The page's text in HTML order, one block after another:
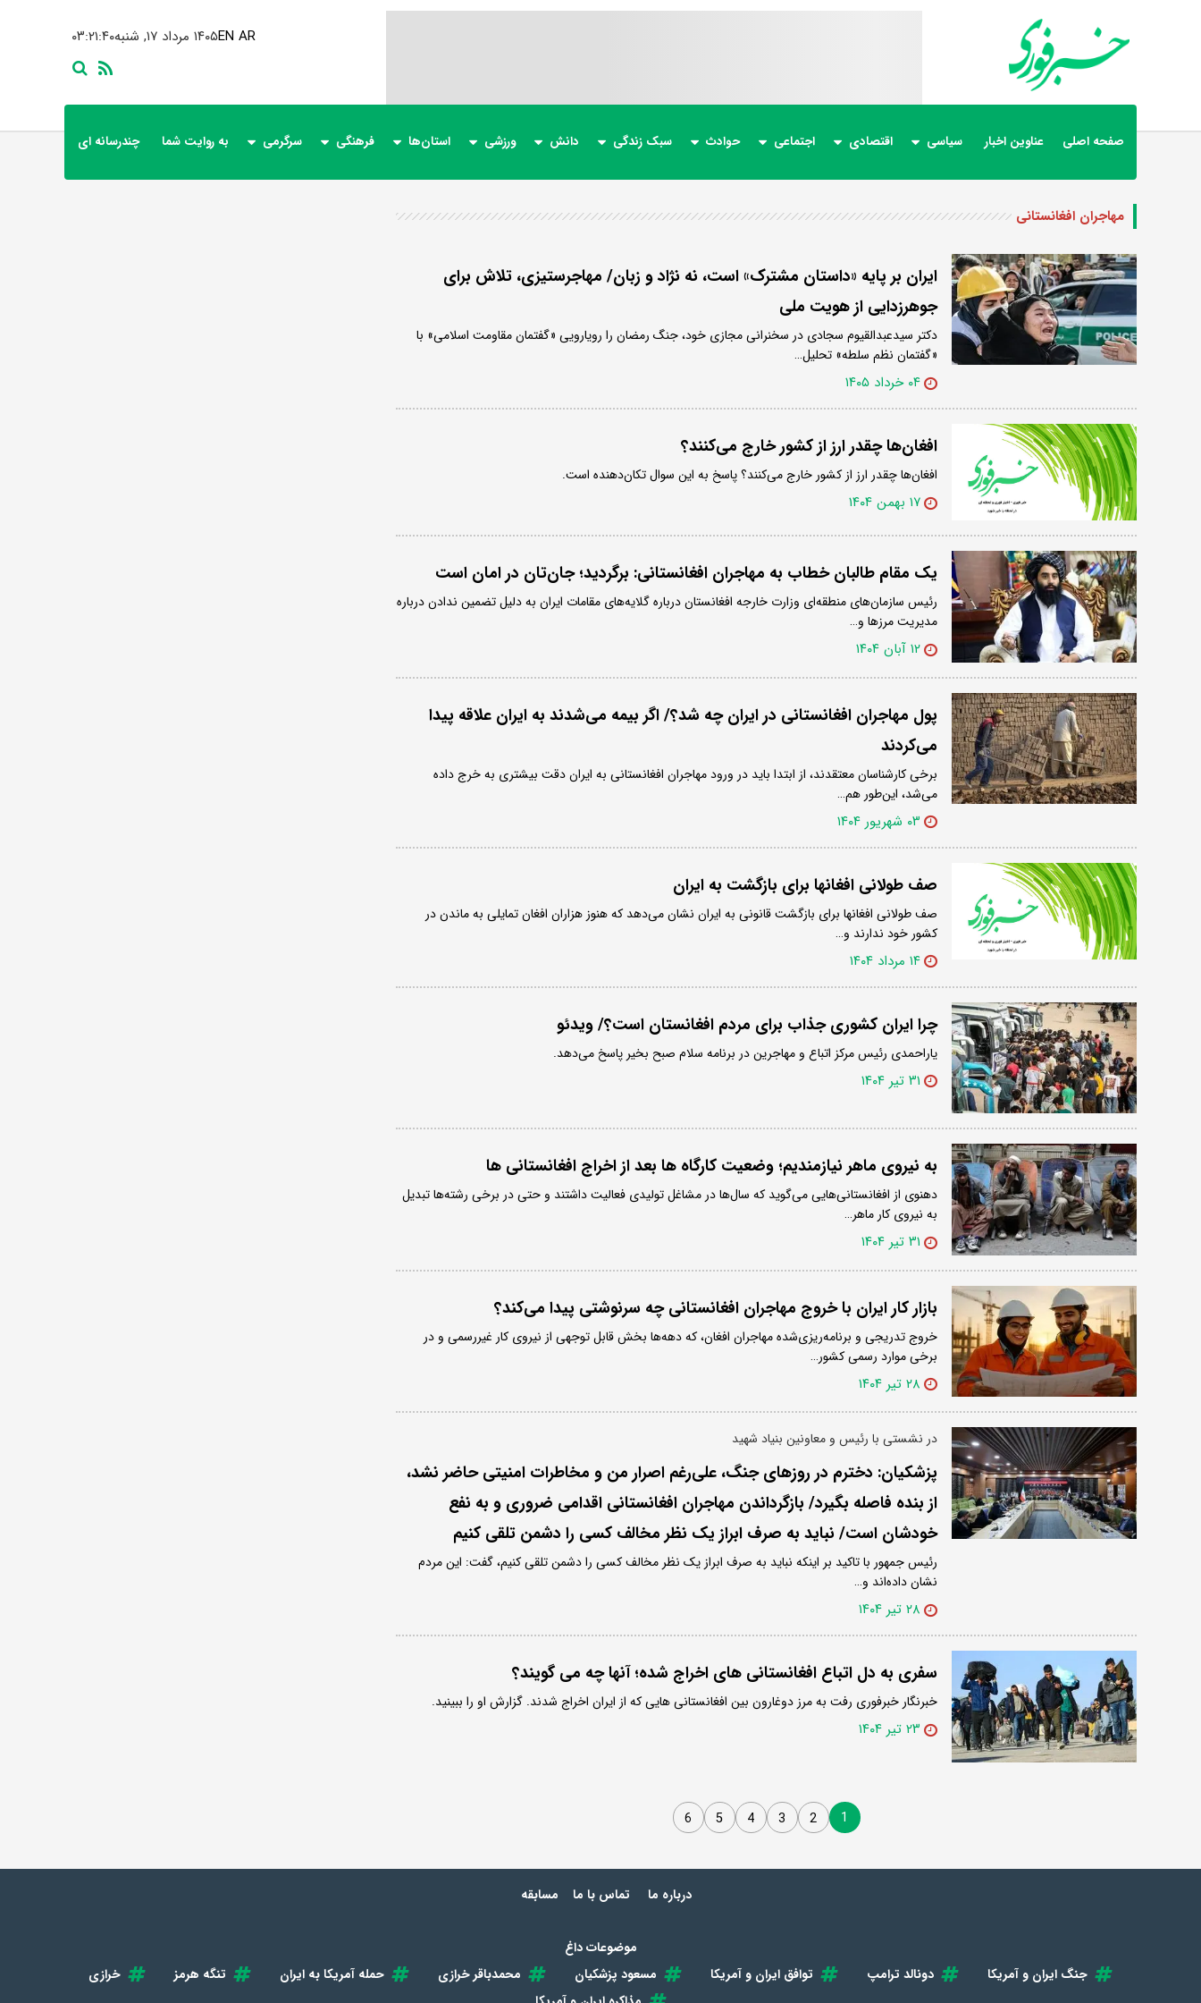
۰۳:۲۱:۴۰ ۱۴۰۵ مرداد ۱۷, شنبهEN AR
صفحه اصلی عناوین اخبار سیاسی اقتصادی اجتماعی حوادث سبک زندگی دانش ورزشی استان‌ها فرهنگی سرگرمی به روایت شما چندرسانه ای
مهاجران افغانستانی
ایران بر پایه «داستان مشترک» است، نه نژاد و زبان/ مهاجرستیزی، تلاش برای
جوهرزدایی از هویت ملی
دکتر سیدعبدالقیوم سجادی در سخنرانی مجازی خود، جنگ رمضان را رویارویی «گفتمان مقاومت اسلامی» با
«گفتمان نظم سلطه» تحلیل…
۰۴ خرداد ۱۴۰۵
افغان‌ها چقدر ارز از کشور خارج می‌کنند؟
افغان‌ها چقدر ارز از کشور خارج می‌کنند؟ پاسخ به این سوال تکان‌دهنده است.
۱۷ بهمن ۱۴۰۴
یک مقام طالبان خطاب به مهاجران افغانستانی: برگردید؛ جان‌تان در امان است
رئیس سازمان‌های منطقه‌ای وزارت خارجه افغانستان درباره گلایه‌های مقامات ایران به دلیل تضمین ندادن درباره
مدیریت مرزها و…
۱۲ آبان ۱۴۰۴
پول مهاجران افغانستانی در ایران چه شد؟/ اگر بیمه می‌شدند به ایران علاقه پیدا
می‌کردند
برخی کارشناسان معتقدند، از ابتدا باید در ورود مهاجران افغانستانی به ایران دقت بیشتری به خرج داده
می‌شد، این‌طور هم…
۰۳ شهریور ۱۴۰۴
صف طولانی افغانها برای بازگشت به ایران
صف طولانی افغانها برای بازگشت قانونی به ایران نشان می‌دهد که هنوز هزاران افغان تمایلی به ماندن در
کشور خود ندارند و…
۱۴ مرداد ۱۴۰۴
چرا ایران کشوری جذاب برای مردم افغانستان است؟/ ویدئو
یاراحمدی رئیس مرکز اتباع و مهاجرین در برنامه سلام صبح بخیر پاسخ می‌دهد.
۳۱ تیر ۱۴۰۴
به نیروی ماهر نیازمندیم؛ وضعیت کارگاه ها بعد از اخراج افغانستانی ها
دهنوی از افغانستانی‌هایی می‌گوید که سال‌ها در مشاغل تولیدی فعالیت داشتند و حتی در برخی رشته‌ها تبدیل
به نیروی کار ماهر…
۳۱ تیر ۱۴۰۴
بازار کار ایران با خروج مهاجران افغانستانی چه سرنوشتی پیدا می‌کند؟
خروج تدریجی و برنامه‌ریزی‌شده مهاجران افغان، که دهه‌ها بخش قابل توجهی از نیروی کار غیررسمی و در
برخی موارد رسمی کشور…
۲۸ تیر ۱۴۰۴
در نشستی با رئیس و معاونین بنیاد شهید
پزشکیان: دخترم در روزهای جنگ، علی‌رغم اصرار من و مخاطرات امنیتی حاضر نشد،
از بنده فاصله بگیرد/ بازگرداندن مهاجران افغانستانی اقدامی ضروری و به نفع
خودشان است/ نباید به صرف ابراز یک نظر مخالف کسی را دشمن تلقی کنیم
رئیس جمهور با تاکید بر اینکه نباید به صرف ابراز یک نظر مخالف کسی را دشمن تلقی کنیم، گفت: این مردم
نشان داده‌اند و…
۲۸ تیر ۱۴۰۴
سفری به دل اتباع افغانستانی های اخراج شده؛ آنها چه می گویند؟
خبرنگار خبرفوری رفت به مرز دوغارون بین افغانستانی هایی که از ایران اخراج شدند. گزارش او را ببینید.
۲۳ تیر ۱۴۰۴
1
2
3
4
5
6
درباره ما تماس با ما مسابقه
موضوعات داغ
جنگ ایران و آمریکا
دونالد ترامپ توافق ایران و آمریکا مسعود پزشکیان محمدباقر خرازی حمله آمریکا به ایران تنگه هرمز
خرازی